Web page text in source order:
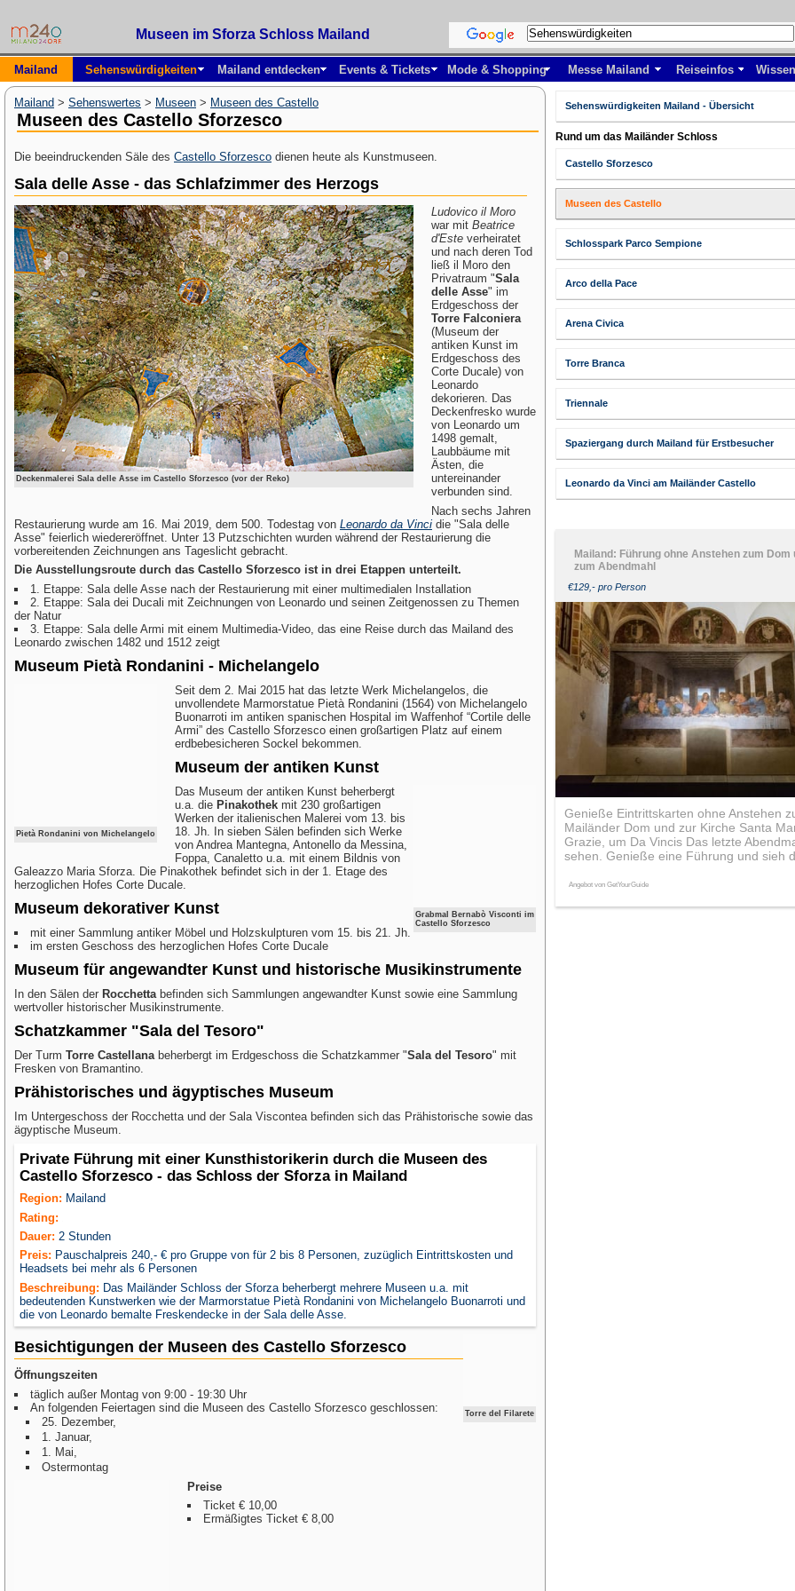
Museen im Sforza Schloss Mailand
Mailand Sehenswürdigkeiten Mailand entdecken Events & Tickets Mode & Shopping Messe Mailand Reiseinfos
Mailand > Sehenswertes > Museen > Museen des Castello
Museen des Castello Sforzesco
Die beeindruckenden Säle des Castello Sforzesco dienen heute als Kunstmuseen.
Sala delle Asse - das Schlafzimmer des Herzogs
Deckenmalerei Sala delle Asse im Castello Sforzesco (vor der Reko)
Ludovico il Moro
war mit Beatrice
d'Este verheiratet
und nach deren Tod
ließ il Moro den
Privatraum "Sala
delle Asse" im
Erdgeschoss der
Torre Falconiera
(Museum der
antiken Kunst im
Erdgeschoss des
Corte Ducale) von
Leonardo
dekorieren. Das
Deckenfresko wurde
von Leonardo um
1498 gemalt,
Laubbäume mit
Ästen, die
untereinander
verbunden sind.
Nach sechs Jahren
Restaurierung wurde am 16. Mai 2019, dem 500. Todestag von Leonardo da Vinci die "Sala delle
Asse" feierlich wiedereröffnet. Unter 13 Putzschichten wurden während der Restaurierung die
vorbereitenden Zeichnungen ans Tageslicht gebracht.
Die Ausstellungsroute durch das Castello Sforzesco ist in drei Etappen unterteilt.
1. Etappe: Sala delle Asse nach der Restaurierung mit einer multimedialen Installation
2. Etappe: Sala dei Ducali mit Zeichnungen von Leonardo und seinen Zeitgenossen zu Themen
der Natur
3. Etappe: Sala delle Armi mit einem Multimedia-Video, das eine Reise durch das Mailand des
Leonardo zwischen 1482 und 1512 zeigt
Museum Pietà Rondanini - Michelangelo
Pietà Rondanini von Michelangelo
Seit dem 2. Mai 2015 hat das letzte Werk Michelangelos, die
unvollendete Marmorstatue Pietà Rondanini (1564) von Michelangelo
Buonarroti im antiken spanischen Hospital im Waffenhof “Cortile delle
Armi” des Castello Sforzesco einen großartigen Platz auf einem
erdbebesicheren Sockel bekommen.
Museum der antiken Kunst
Grabmal Bernabò Visconti im
Castello Sforzesco
Das Museum der antiken Kunst beherbergt
u.a. die Pinakothek mit 230 großartigen
Werken der italienischen Malerei vom 13. bis
18. Jh. In sieben Sälen befinden sich Werke
von Andrea Mantegna, Antonello da Messina,
Foppa, Canaletto u.a. mit einem Bildnis von
Galeazzo Maria Sforza. Die Pinakothek befindet sich in der 1. Etage des
herzoglichen Hofes Corte Ducale.
Museum dekorativer Kunst
mit einer Sammlung antiker Möbel und Holzskulpturen vom 15. bis 21. Jh.
im ersten Geschoss des herzoglichen Hofes Corte Ducale
Museum für angewandter Kunst und historische Musikinstrumente
In den Sälen der Rocchetta befinden sich Sammlungen angewandter Kunst sowie eine Sammlung
wertvoller historischer Musikinstrumente.
Schatzkammer "Sala del Tesoro"
Der Turm Torre Castellana beherbergt im Erdgeschoss die Schatzkammer "Sala del Tesoro" mit
Fresken von Bramantino.
Prähistorisches und ägyptisches Museum
Im Untergeschoss der Rocchetta und der Sala Viscontea befinden sich das Prähistorische sowie das
ägyptische Museum.
Private Führung mit einer Kunsthistorikerin durch die Museen des
Castello Sforzesco - das Schloss der Sforza in Mailand
Region: Mailand
Rating:
Dauer: 2 Stunden
Preis: Pauschalpreis 240,- € pro Gruppe von für 2 bis 8 Personen, zuzüglich Eintrittskosten und
Headsets bei mehr als 6 Personen
Beschreibung: Das Mailänder Schloss der Sforza beherbergt mehrere Museen u.a. mit
bedeutenden Kunstwerken wie der Marmorstatue Pietà Rondanini von Michelangelo Buonarroti und
die von Leonardo bemalte Freskendecke in der Sala delle Asse.
Torre del Filarete
Besichtigungen der Museen des Castello Sforzesco
Öffnungszeiten
täglich außer Montag von 9:00 - 19:30 Uhr
An folgenden Feiertagen sind die Museen des Castello Sforzesco geschlossen:
25. Dezember,
1. Januar,
1. Mai,
Ostermontag
Preise
Ticket € 10,00
Ermäßigtes Ticket € 8,00
Sehenswürdigkeiten Mailand - Übersicht
Rund um das Mailänder Schloss
Castello Sforzesco
Museen des Castello
Schlosspark Parco Sempione
Arco della Pace
Arena Civica
Torre Branca
Triennale
Spaziergang durch Mailand für Erstbesucher
Leonardo da Vinci am Mailänder Castello
Mailand: Führung ohne Anstehen zum Dom
zum Abendmahl
€129,- pro Person
Genieße Eintrittskarten ohne Anstehen
Mailänder Dom und zur Kirche Santa
Grazie, um Da Vincis Das letzte
sehen. Genieße eine Führung und sieh
Angebot von GetYourGuide